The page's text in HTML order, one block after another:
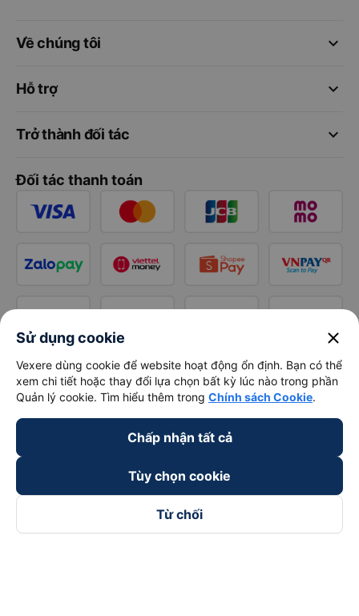
keyboard_arrow_down
Về chúng tôi
keyboard_arrow_down
Hỗ trợ
keyboard_arrow_down
Trở thành đối tác
Đối tác thanh toán
Sử dụng cookie close
Vexere dùng cookie để website hoạt động ổn định. Bạn có thể
xem chi tiết hoặc thay đổi lựa chọn bất kỳ lúc nào trong phần
Quản lý cookie. Tìm hiểu thêm trong Chính sách Cookie.
Chấp nhận tất cả
Tùy chọn cookie
Từ chối